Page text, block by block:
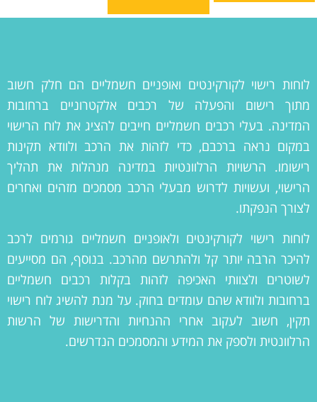
לוחות רישוי לקורקינטים ואופניים חשמליים הם חלק חשוב
מתוך רישום והפעלה של רכבים אלקטרוניים ברחובות
המדינה. בעלי רכבים חשמליים חייבים להציג את לוח הרישוי
במקום נראה ברכבם, כדי לזהות את הרכב ולוודא תקינות
רישומו. הרשויות הרלוונטיות במדינה מנהלות את תהליך
הרישוי, ועשויות לדרוש מבעלי הרכב מסמכים מזהים ואחרים
לצורך הנפקתו.
לוחות רישוי לקורקינטים ולאופניים חשמליים גורמים לרכב
להיכר הרבה יותר קל ולהתרשם מהרכב. בנוסף, הם מסייעים
לשוטרים ולצוותי האכיפה לזהות בקלות רכבים חשמליים
ברחובות ולוודא שהם עומדים בחוק. על מנת להשיג לוח רישוי
תקין, חשוב לעקוב אחרי ההנחיות והדרישות של הרשות
הרלוונטית ולספק את המידע והמסמכים הנדרשים.